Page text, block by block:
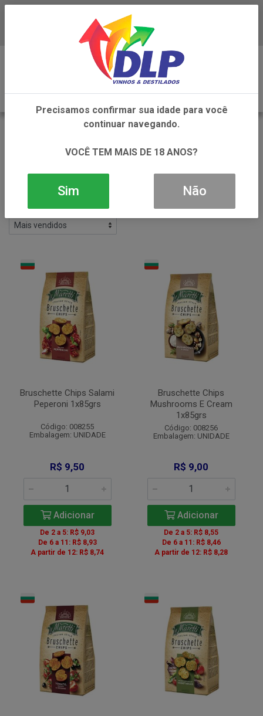
Baixe já o APP da DLP Vinhos
ALIMENTOS BRUSCHETTE
6 produtos ordenados por:
Bruschette Chips Salami
Peperoni 1x85grs
Código: 008255
Embalagem: UNIDADE
R$ 9,50
Adicionar
De 2 a 5: R$ 9,03
De 6 a 11: R$ 8,93
A partir de 12: R$ 8,74
Bruschette Chips
Mushrooms E Cream
1x85grs
Código: 008256
Embalagem: UNIDADE
R$ 9,00
Adicionar
De 2 a 5: R$ 8,55
De 6 a 11: R$ 8,46
A partir de 12: R$ 8,28
Precisamos confirmar sua idade para você
continuar navegando.
VOCÊ TEM MAIS DE 18 ANOS?
Sim Não